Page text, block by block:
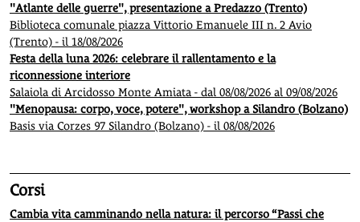
"Atlante delle guerre", presentazione a Predazzo (Trento)
Biblioteca comunale piazza Vittorio Emanuele III n. 2 Avio
(Trento) - il 18/08/2026
Festa della luna 2026: celebrare il rallentamento e la
riconnessione interiore
Salaiola di Arcidosso Monte Amiata - dal 08/08/2026 al 09/08/2026
"Menopausa: corpo, voce, potere", workshop a Silandro (Bolzano)
Basis via Corzes 97 Silandro (Bolzano) - il 08/08/2026
Corsi
Cambia vita camminando nella natura: il percorso “Passi che